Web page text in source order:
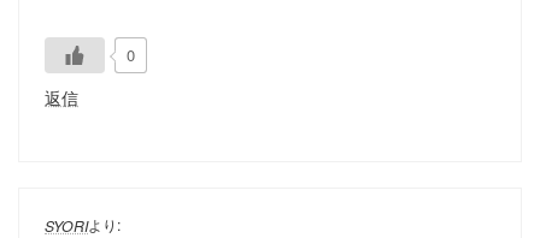
0
返信
SYORIより: